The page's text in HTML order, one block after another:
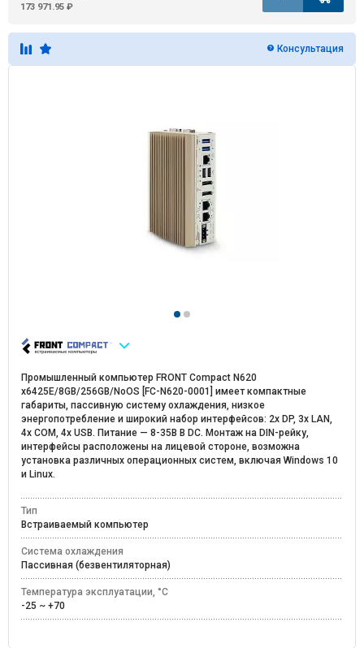
173 971.95 ₽
Консультация
Промышленный компьютер FRONT Compact N620
x6425E/8GB/256GB/NoOS [FC-N620-0001] имеет компактные
габариты, пассивную систему охлаждения, низкое
энергопотребление и широкий набор интерфейсов: 2x DP, 3x LAN,
4x COM, 4x USB. Питание — 8-35В В DC. Монтаж на DIN-рейку,
интерфейсы расположены на лицевой стороне, возможна
установка различных операционных систем, включая Windows 10
и Linux.
Тип
Встраиваемый компьютер
Система охлаждения
Пассивная (безвентиляторная)
Температура эксплуатации, °C
-25 ~ +70